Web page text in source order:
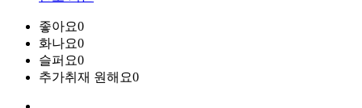
좋아요0
화나요0
슬퍼요0
추가취재 원해요0